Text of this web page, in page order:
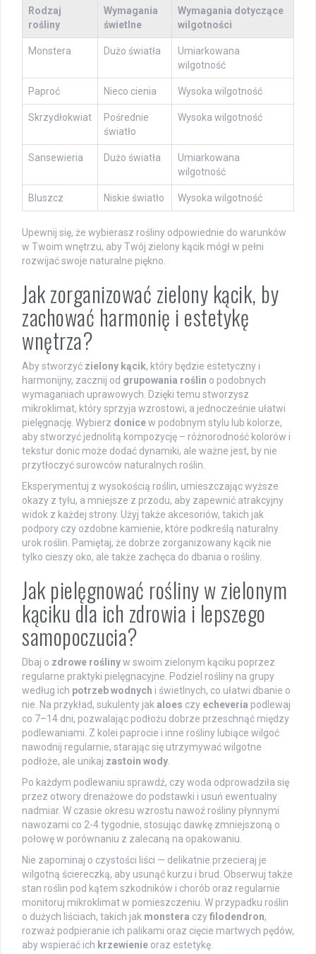
Rodzaj
rośliny
Wymagania
świetlne
Wymagania dotyczące
wilgotności
Monstera Dużo światła
Umiarkowana
wilgotność
Paproć Nieco cienia Wysoka wilgotność
Skrzydłokwiat
Pośrednie
światło
Wysoka wilgotność
Sansewieria Dużo światła
Umiarkowana
wilgotność
Bluszcz Niskie światło Wysoka wilgotność
Upewnij się, że wybierasz rośliny odpowiednie do warunków
w Twoim wnętrzu, aby Twój zielony kącik mógł w pełni
rozwijać swoje naturalne piękno.
Jak zorganizować zielony kącik, by
zachować harmonię i estetykę
wnętrza?
Aby stworzyć zielony kącik, który będzie estetyczny i
harmonijny, zacznij od grupowania roślin o podobnych
wymaganiach uprawowych. Dzięki temu stworzysz
mikroklimat, który sprzyja wzrostowi, a jednocześnie ułatwi
pielęgnację. Wybierz donicew podobnym stylu lub kolorze,
aby stworzyć jednolitą kompozycję – różnorodność kolorów i
tekstur donic może dodać dynamiki, ale ważne jest, by nie
przytłoczyć surowców naturalnych roślin.
Eksperymentuj z wysokością roślin, umieszczając wyższe
okazy z tyłu, a mniejsze z przodu, aby zapewnić atrakcyjny
widok z każdej strony. Użyj także akcesoriów, takich jak
podpory czy ozdobne kamienie, które podkreślą naturalny
urok roślin. Pamiętaj, że dobrze zorganizowany kącik nie
tylko cieszy oko, ale także zachęca do dbania o rośliny.
Jak pielęgnować rośliny w zielonym
kąciku dla ich zdrowia i lepszego
samopoczucia?
Dbaj o zdrowe roślinyw swoim zielonym kąciku poprzez
regularne praktyki pielęgnacyjne. Podziel rośliny na grupy
według ich potrzeb wodnych i świetlnych, co ułatwi dbanie o
nie. Na przykład, sukulenty jakaloes czy echeveria podlewaj
co 7–14 dni, pozwalając podłożu dobrze przeschnąć między
podlewaniami. Z kolei paprocie i inne rośliny lubiące wilgoć
nawodnij regularnie, starając się utrzymywać wilgotne
podłoże, ale unikaj zastoin wody.
Po każdym podlewaniu sprawdź, czy woda odprowadziła się
przez otwory drenażowe do podstawki i usuń ewentualny
nadmiar. W czasie okresu wzrostu nawoź rośliny płynnymi
nawozami co 2-4 tygodnie, stosując dawkę zmniejszoną o
połowę w porównaniu z zalecaną na opakowaniu.
Nie zapominaj o czystości liści — delikatnie przecieraj je
wilgotną ściereczką, aby usunąć kurzu i brud. Obserwuj także
stan roślin pod kątem szkodników i chorób oraz regularnie
monitoruj mikroklimat w pomieszczeniu. W przypadku roślin
o dużych liściach, takich jak monstera czyfilodendron,
rozważ podpieranie ich palikami oraz cięcie martwych pędów,
aby wspierać ich krzewienie oraz estetykę.